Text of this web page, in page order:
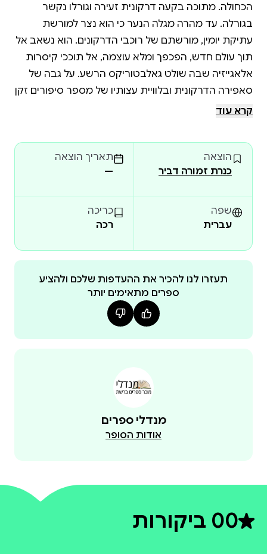
הכחולה. מתוכה בקעה דרקונית זעירה וגורלו נקשר
בגורלה. עד מהרה מגלה הנער כי הוא נצר למורשת
עתיקת יומין, מורשתם של רוכבי הדרקונים. הוא נשאב אל
תוך עולם חדש, הפכפך ומלא עוצמה, אל תוככי קיסרות
אלאגייזיה שבה שולט גאלבטוריקס הרשע. על גבה של
סאפירה הדרקונית ובלוויית עצותיו של מספר סיפורים זקן
יוצא הנער למסע רווי סכנה. כי רק אראגון, אחרון רוכבי
ולהחזיר ליצוריה המופלאים את השלום והשלווה.
קרא עוד
הוצאה
כנרת זמורה דביר
תאריך הוצאה
—
שפה
עברית
כריכה
רכה
תעזרו לנו להכיר את ההעדפות שלכם ולהציע
ספרים מתאימים יותר
מנדלי ספרים
אודות הסופר
0דירוג ממוצע 0 מתוך 5
0 ביקורות